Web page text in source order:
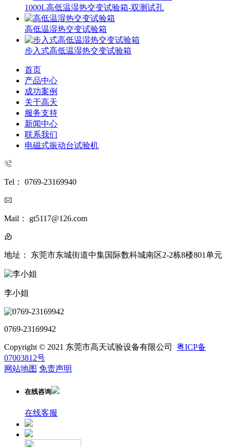
1000L高低温湿热交变试验箱-双测试孔
高低温湿热交变试验箱
步入式高低温湿热交变试验箱
首页
产品中心
成功案例
关于高天
服务支持
新闻中心
联系我们
电磁式振动台试验机
Tel： 0769-23169940
Mail： gt5117@126.com
地址： 东莞市东城街道中集国际数科城南区2-2栋8楼801单元
李小姐
0769-23169942
Copyright © 2021 东莞市高天试验设备有限公司 粤ICP备
07003812号
网站地图 免责声明
在线咨询
在线客服